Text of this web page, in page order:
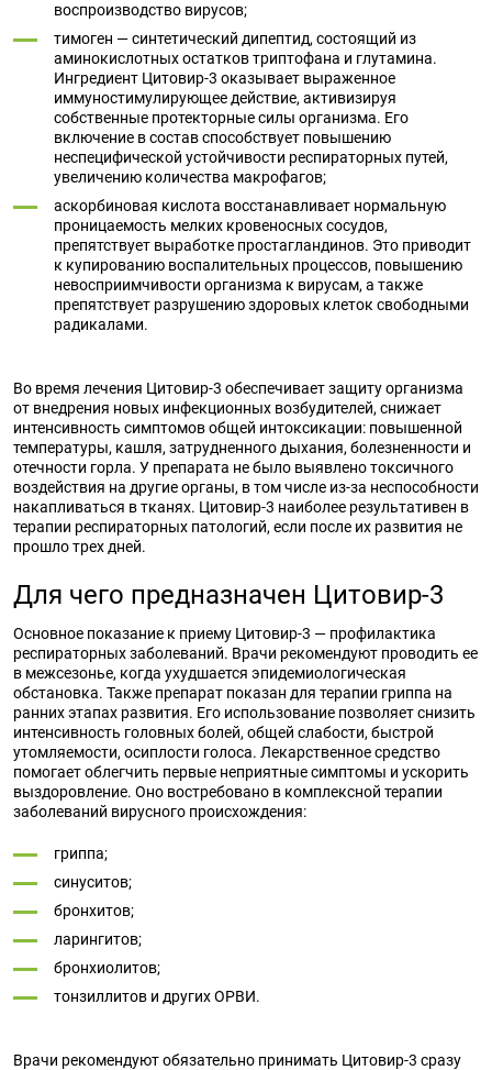
воспроизводство вирусов;
тимоген — синтетический дипептид, состоящий из
аминокислотных остатков триптофана и глутамина.
Ингредиент Цитовир-3 оказывает выраженное
иммуностимулирующее действие, активизируя
собственные протекторные силы организма. Его
включение в состав способствует повышению
неспецифической устойчивости респираторных путей,
увеличению количества макрофагов;
аскорбиновая кислота восстанавливает нормальную
проницаемость мелких кровеносных сосудов,
препятствует выработке простагландинов. Это приводит
к купированию воспалительных процессов, повышению
невосприимчивости организма к вирусам, а также
препятствует разрушению здоровых клеток свободными
радикалами.
Во время лечения Цитовир-3 обеспечивает защиту организма
от внедрения новых инфекционных возбудителей, снижает
интенсивность симптомов общей интоксикации: повышенной
температуры, кашля, затрудненного дыхания, болезненности и
отечности горла. У препарата не было выявлено токсичного
воздействия на другие органы, в том числе из-за неспособности
накапливаться в тканях. Цитовир-3 наиболее результативен в
терапии респираторных патологий, если после их развития не
прошло трех дней.
Для чего предназначен Цитовир-3
Основное показание к приему Цитовир-3 — профилактика
респираторных заболеваний. Врачи рекомендуют проводить ее
в межсезонье, когда ухудшается эпидемиологическая
обстановка. Также препарат показан для терапии гриппа на
ранних этапах развития. Его использование позволяет снизить
интенсивность головных болей, общей слабости, быстрой
утомляемости, осиплости голоса. Лекарственное средство
помогает облегчить первые неприятные симптомы и ускорить
выздоровление. Оно востребовано в комплексной терапии
заболеваний вирусного происхождения:
гриппа;
синуситов;
бронхитов;
ларингитов;
бронхиолитов;
тонзиллитов и других ОРВИ.
Врачи рекомендуют обязательно принимать Цитовир-3 сразу